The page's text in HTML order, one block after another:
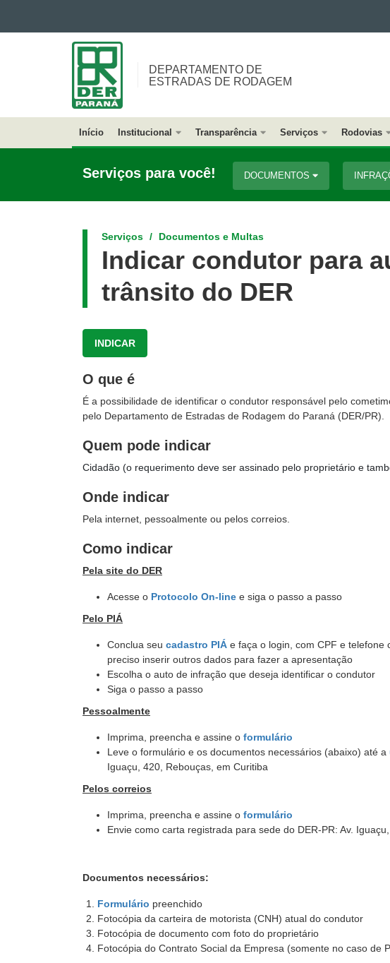
Ir para a navegação
Ir para a busca
DEPARTAMENTO
DE
<BR
/>ESTRADAS
DE
RODAGEM
DEPARTAMENTO DE
ESTRADAS DE RODAGEM
Navegação
Principal
Início Institucional Transparência Serviços Rodovias
Serviços para você! DOCUMENTOS
Serviços Documentos e Multas
Indicar condutor para
trânsito do DER
INDICAR
O que é
É a possibilidade de identificar o condutor responsável pelo
pelo Departamento de Estradas de Rodagem do Paraná (DER/PR).
Quem pode indicar
Cidadão (o requerimento deve ser assinado pelo proprietário e
Onde indicar
Pela internet, pessoalmente ou pelos correios.
Como indicar
Pela site do DER
Acesse o Protocolo On-line e siga o passo a passo
Pelo PIÁ
Conclua seu cadastro PIÁ e faça o login, com CPF e telefone
preciso inserir outros dados para fazer a apresentação
Escolha o auto de infração que deseja identificar o condutor
Siga o passo a passo
Pessoalmente
Imprima, preencha e assine o formulário
Leve o formulário e os documentos necessários (abaixo) até a
Iguaçu, 420, Rebouças, em Curitiba
Pelos correios
Imprima, preencha e assine o formulário
Envie como carta registrada para sede do DER-PR: Av.
Documentos necessários:
Formulário preenchido
Fotocópia da carteira de motorista (CNH) atual do condutor
Fotocópia de documento com foto do proprietário
Fotocópia do Contrato Social da Empresa (somente no caso de